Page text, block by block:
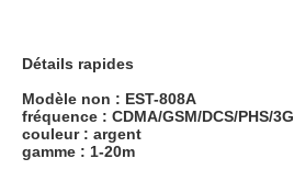
Détails rapides
Modèle non : EST-808A
fréquence : CDMA/GSM/DCS/PHS/3G
couleur : argent
gamme : 1-20m